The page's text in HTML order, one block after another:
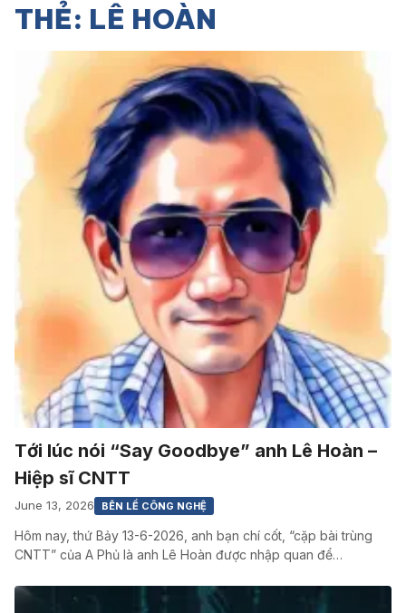
THẺ: LÊ HOÀN
Tới lúc nói “Say Goodbye” anh Lê Hoàn –
Hiệp sĩ CNTT
June 13, 2026 BÊN LỀ CÔNG NGHỆ
Hôm nay, thứ Bảy 13-6-2026, anh bạn chí cốt, “cặp bài trùng
CNTT” của A Phủ là anh Lê Hoàn được nhập quan để…